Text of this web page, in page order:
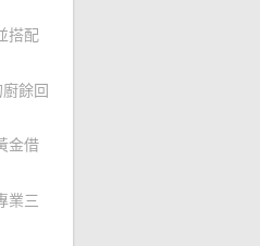
搭配
餘回
金借
業三